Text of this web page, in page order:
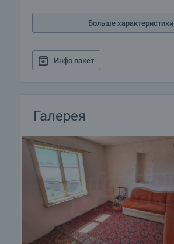
Больше характеристики
Инфо пакет
Галерея